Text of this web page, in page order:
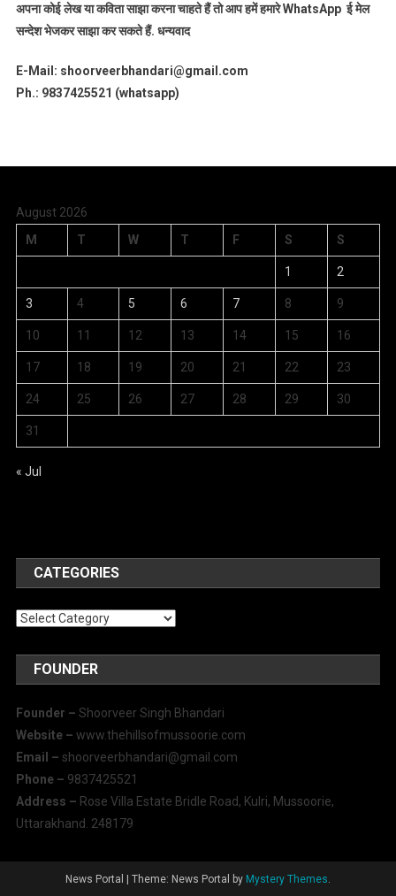
अपना कोई लेख या कविता साझा करना चाहते हैं तो आप हमें हमारे WhatsApp ई मेल
सन्देश भेजकर साझा कर सकते हैं. धन्यवाद
E-Mail: shoorveerbhandari@gmail.com
Ph.: 9837425521 (whatsapp)
August 2026
M
T W T F S S
1 2
3 4 5 6 7 8 9
10 11 12 13 14 15 16
17 18 19 20 21 22 23
24 25 26 27 28 29 30
31
« Jul
CATEGORIES
Categories
FOUNDER
Founder – Shoorveer Singh Bhandari
Website – www.thehillsofmussoorie.com
Email – shoorveerbhandari@gmail.com
Phone – 9837425521
Address – Rose Villa Estate Bridle Road, Kulri, Mussoorie,
Uttarakhand. 248179
News Portal Theme: News Portal by Mystery Themes.